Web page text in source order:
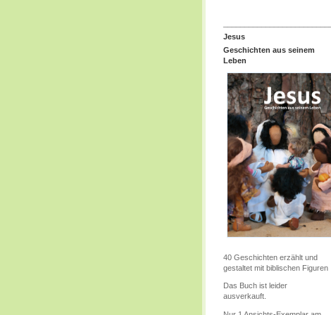
Jesus
Geschichten aus seinem
Leben
40 Geschichten erzählt und
gestaltet mit biblischen Figuren
Das Buch ist leider
ausverkauft.